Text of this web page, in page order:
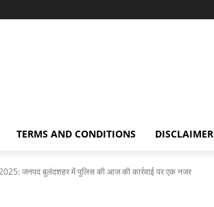
TERMS AND CONDITIONS DISCLAIMER
जनपद बुलंदशहर में पुलिस की आज की कार्रवाई पर एक नजर